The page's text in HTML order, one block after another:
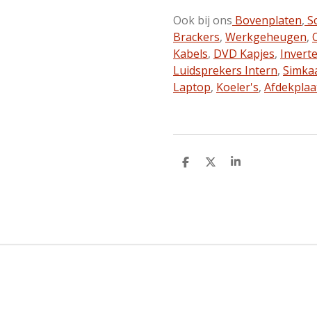
Ook bij ons Bovenplaten,
Brackers, Werkgeheugen,
Kabels, DVD Kapjes,
Luidsprekers Intern,
Laptop, Koeler's,
D
D
S